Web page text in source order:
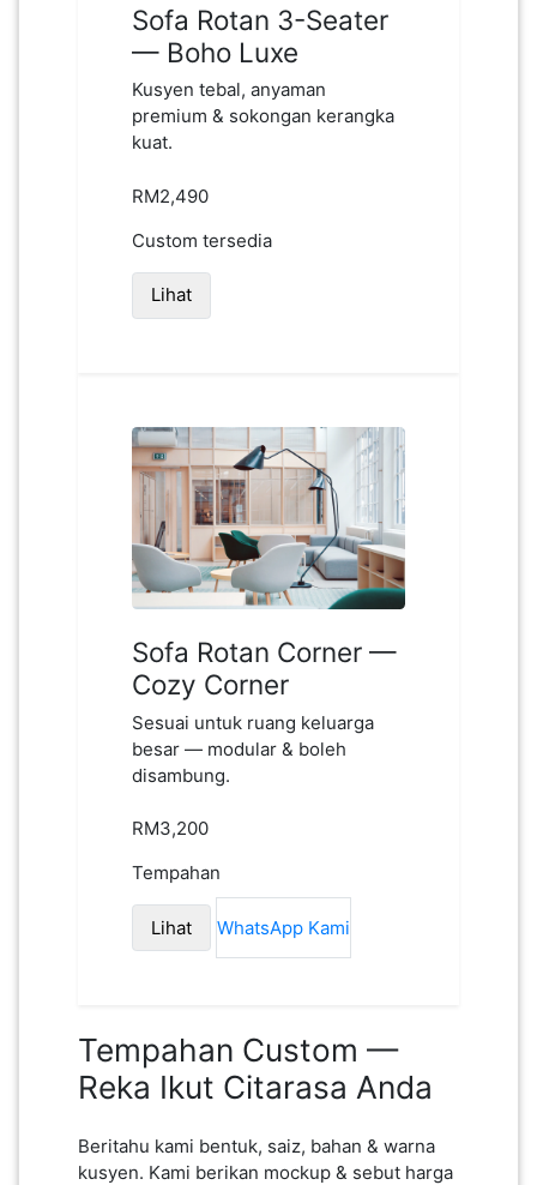
Sofa Rotan 3-Seater
— Boho Luxe
Kusyen tebal, anyaman
premium & sokongan kerangka
kuat.
RM2,490
Custom tersedia
Lihat
Sofa Rotan Corner —
Cozy Corner
Sesuai untuk ruang keluarga
besar — modular & boleh
disambung.
RM3,200
Tempahan
Lihat WhatsApp Kami
Tempahan Custom —
Reka Ikut Citarasa Anda
Beritahu kami bentuk, saiz, bahan & warna
kusyen. Kami berikan mockup & sebut harga